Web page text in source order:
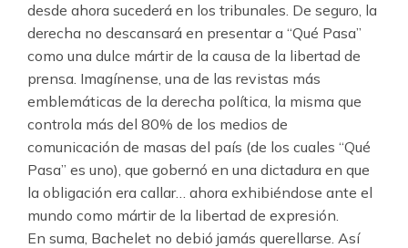
desde ahora sucederá en los tribunales. De seguro, la
derecha no descansará en presentar a “Qué Pasa”
como una dulce mártir de la causa de la libertad de
prensa. Imagínense, una de las revistas más
emblemáticas de la derecha política, la misma que
controla más del 80% de los medios de
comunicación de masas del país (de los cuales “Qué
Pasa” es uno), que gobernó en una dictadura en que
la obligación era callar… ahora exhibiéndose ante el
mundo como mártir de la libertad de expresión.
En suma, Bachelet no debió jamás querellarse. Así